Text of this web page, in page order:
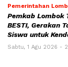
Pemerintahan
Pemkab Lombok
BESTI, Gerakan
Siswa untuk
Sabtu, 1 Agu 2026 -